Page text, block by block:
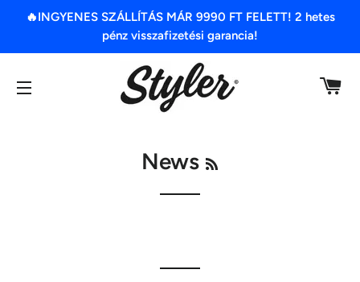
🔥INGYENES SZÁLLÍTÁS MÁR 9990 FT FELETT! 2 hetes
pénz visszafizetési garancia!
OLDAL NAVIGÁCIÓ
News